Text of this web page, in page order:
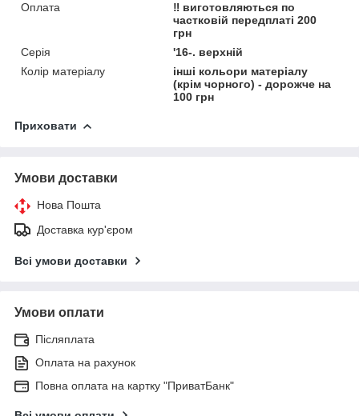
Оплата
‼️ виготовляються по
частковій передплаті 200
грн
Серія
'16-. верхній
Колір матеріалу
інші кольори матеріалу
(крім чорного) - дорожче на
100 грн
Приховати
Умови доставки
Нова Пошта
Доставка кур'єром
Всі умови доставки
Умови оплати
Післяплата
Оплата на рахунок
Повна оплата на картку "ПриватБанк"